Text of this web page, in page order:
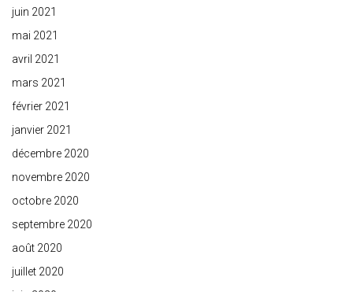
juin 2021
mai 2021
avril 2021
mars 2021
février 2021
janvier 2021
décembre 2020
novembre 2020
octobre 2020
septembre 2020
août 2020
juillet 2020